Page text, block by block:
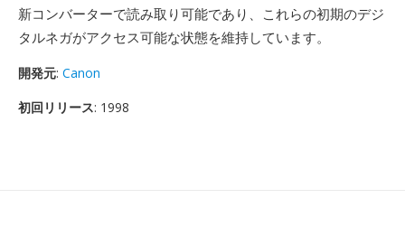
新コンバーターで読み取り可能であり、これらの初期のデジ
タルネガがアクセス可能な状態を維持しています。
開発元: Canon
初回リリース: 1998